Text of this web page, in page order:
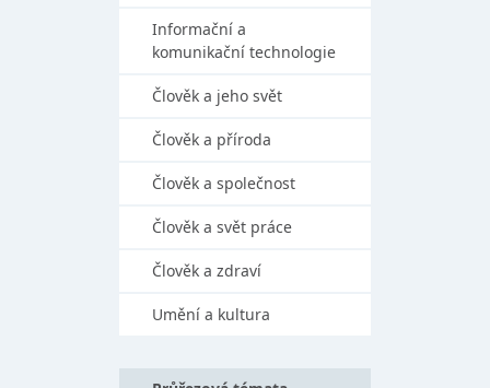
Informační a
komunikační technologie
Člověk a jeho svět
Člověk a příroda
Člověk a společnost
Člověk a svět práce
Člověk a zdraví
Umění a kultura